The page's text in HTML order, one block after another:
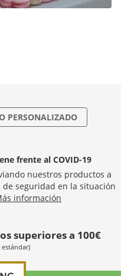
PERSONALIZADO
frente al COVID-19
nuestros productos a
seguridad en la situación
información
superiores a 100€